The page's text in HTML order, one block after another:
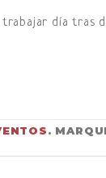
trabajar día tras
.